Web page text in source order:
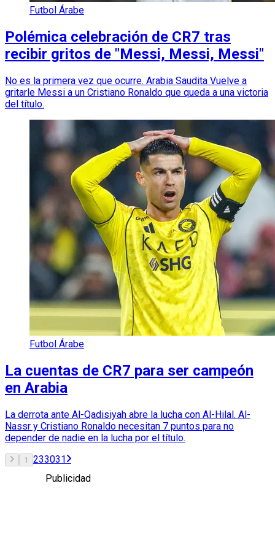
Futbol Árabe
Polémica celebración de CR7 tras
recibir gritos de "Messi, Messi, Messi"
No es la primera vez que ocurre. Arabia Saudita Vuelve a
gritarle Messi a un Cristiano Ronaldo que queda a una victoria
del título.
Futbol Árabe
La cuentas de CR7 para ser campeón
en Arabia
La derrota ante Al-Qadisiyah abre la lucha con Al-Hilal. Al-
Nassr y Cristiano Ronaldo necesitan 7 puntos para no
depender de nadie en la lucha por el título.
1 233031
Publicidad